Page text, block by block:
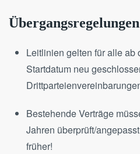
Übergangsregelungen
Leitlinien gelten für alle ab
Startdatum neu
Bestehende Verträge
Jahren überprüft/
früher!